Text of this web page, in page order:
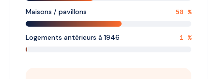
Maisons / pavillons 58 %
Logements antérieurs à 1946 1 %